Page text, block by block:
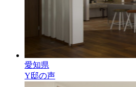
愛知県
Y邸の声